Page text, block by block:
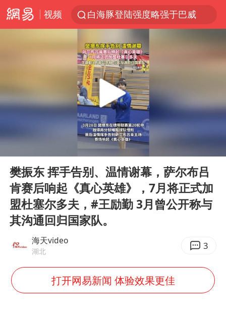
视频
白海豚登陆强度略强于巴威
杭州机场已取消航班388架次
美将每月供乌爱国者拦截导弹
白海豚北上或致京津冀暴雨
10余省份将出现强风雨 局地特大暴雨
世界第1特鲁姆普斯诺克中国赛一轮游
新疆一婚礼线上邀请引热议
《龙餐馆》 冲奖
国足U17与阿森纳决赛取消 并列冠军
上门女婿出轨女邻居多年被判重婚罪
构建更高水平的全民健身公共服务体系
Play
樊振东 挥手告别、温情谢幕，萨尔布吕
肯赛后响起《真心英雄》，7月将正式加
盟杜塞尔多夫，#王励勤 3月曾公开称与
其沟通回归国家队。
海天video
湖北 3
打开网易新闻 体验效果更佳